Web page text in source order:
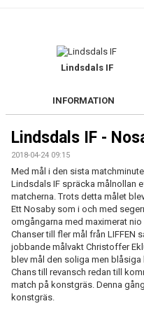
BILDGALLERI
DOKUMENT
Lindsdals IF
INFORMATION
Lindsdals IF -
2018-04-24 09:15
Med mål i den sista
Lindsdals IF spräcka målnollan
matcherna. Trots detta målet
Ett Nosaby som i och med
omgångarna med maximerat
Chanser till fler mål från LIFFEN
jobbande målvakt Christoffer
blev mål den soliga men blåsiga
Chans till revansch redan till
match på konstgräs. Denna
konstgräs.